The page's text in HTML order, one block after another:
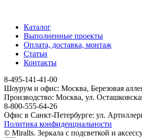
Каталог
Выполненные проекты
Оплата, доставка, монтаж
Статьи
Контакты
8-495-141-41-00
Шоурум и офис: Москва, Березовая
Производство: Москва, ул.
8-800-555-64-26
Офис в Санкт-Петербурге: ул.
Политика конфиденциальности
© Miralls. Зеркала с подсветкой и